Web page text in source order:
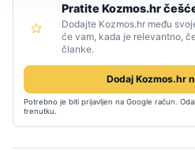
Pratite Kozmos.hr
Dodajte Kozmos.hr među
će vam, kada je relevantno,
članke.
Dodaj Kozmos.hr
Potrebno je biti prijavljen na Google račun.
trenutku.